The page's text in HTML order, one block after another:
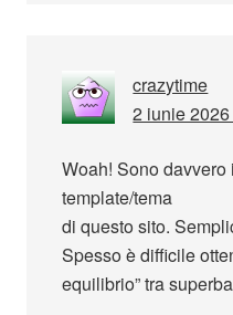
crazytime
2 iunie
Woah! Sono davvero
template/tema
di questo sito.
Spesso è difficile
equilibrio” tra